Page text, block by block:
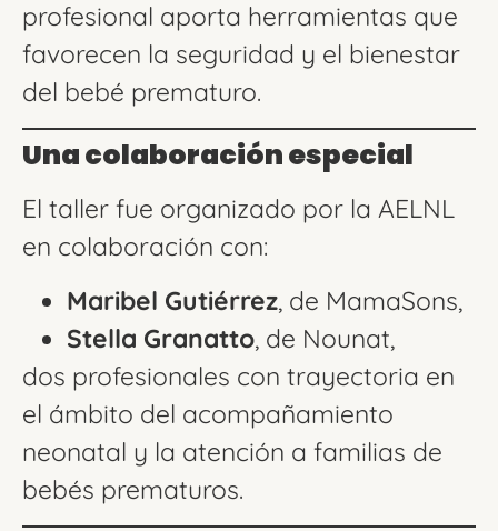
profesional aporta herramientas que
favorecen la seguridad y el bienestar
del bebé prematuro.
Una colaboración especial
El taller fue organizado por la AELNL
en colaboración con:
Maribel Gutiérrez, de MamaSons,
Stella Granatto, de Nounat,
dos profesionales con trayectoria en
el ámbito del acompañamiento
neonatal y la atención a familias de
bebés prematuros.